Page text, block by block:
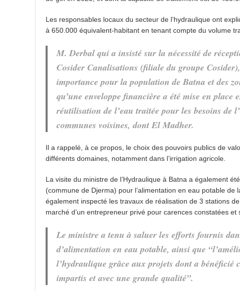
Les responsables locaux du secteur de l’hydraulique ont
à 650.000 équivalent-habitant en tenant compte du volume
M. Derbal qui a insisté sur la nécessité de
Cosider Canalisations (filiale du groupe
importance pour la population de Batna et des
qu’une enveloppe financière a été mise en place
réutilisation de l’eau traitée pour les besoins
communes voisines, dont El Madher.
Il a rappelé, à ce propos, le choix des pouvoirs publics de
différents domaines, notamment dans l’irrigation agricole.
La visite du ministre de l’Hydraulique à Batna a également
(commune de Djerma) pour l’alimentation en eau potable
également inspecté les travaux de réalisation de 3 stations
marché d’un entrepreneur privé pour carences constatées
Le ministre a tenu à saluer les efforts fournis
d’alimentation en eau potable, ainsi que
l’hydraulique grâce aux projets dont a bénéficié
impartis et avec une grande qualité”.